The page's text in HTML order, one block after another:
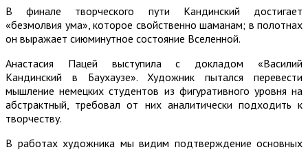
В финале творческого пути Кандинский достигает
«безмолвия ума», которое свойственно шаманам; в полотнах
он выражает сиюминутное состояние Вселенной.
Анастасия Пацей выступила с докладом «Василий
Кандинский в Баухаузе». Художник пытался перевести
мышление немецких студентов из фигуративного уровня на
абстрактный, требовал от них аналитически подходить к
творчеству.
В работах художника мы видим подтверждение основных